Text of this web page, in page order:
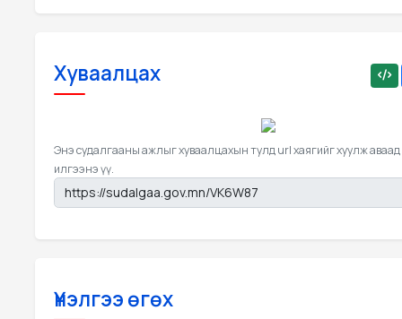
Хуваалцах
Энэ судалгааны ажлыг хуваалцахын тулд url хаягийг хуулж аваад
илгээнэ үү.
Үнэлгээ өгөх